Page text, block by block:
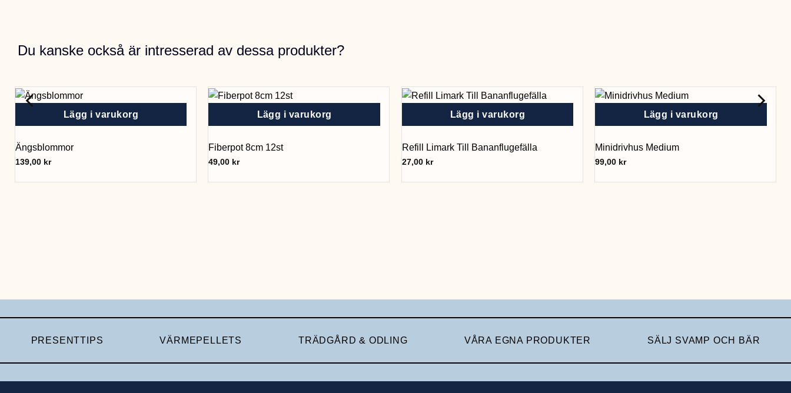
Du kanske också är intresserad av dessa produkter?
Lägg i varukorg
Ängsblommor
139,00 kr
Lägg i varukorg
Fiberpot 8cm 12st
49,00 kr
Lägg i varukorg
Refill Limark Till Bananflugefälla
27,00 kr
Lägg i varukorg
Minidrivhus Medium
99,00 kr
PRESENTTIPS VÄRMEPELLETS TRÄDGÅRD & ODLING VÅRA EGNA PRODUKTER SÄLJ SVAMP OCH BÄR